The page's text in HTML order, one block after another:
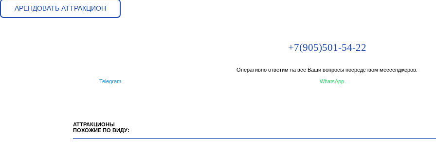
АРЕНДОВАТЬ АТТРАКЦИОН
+7(905)501-54-22
Оперативно ответим на все Ваши вопросы посредством мессенджеров:
Telegram
WhatsApp
АТТРАКЦИОНЫ
ПОХОЖИЕ ПО ВИДУ: